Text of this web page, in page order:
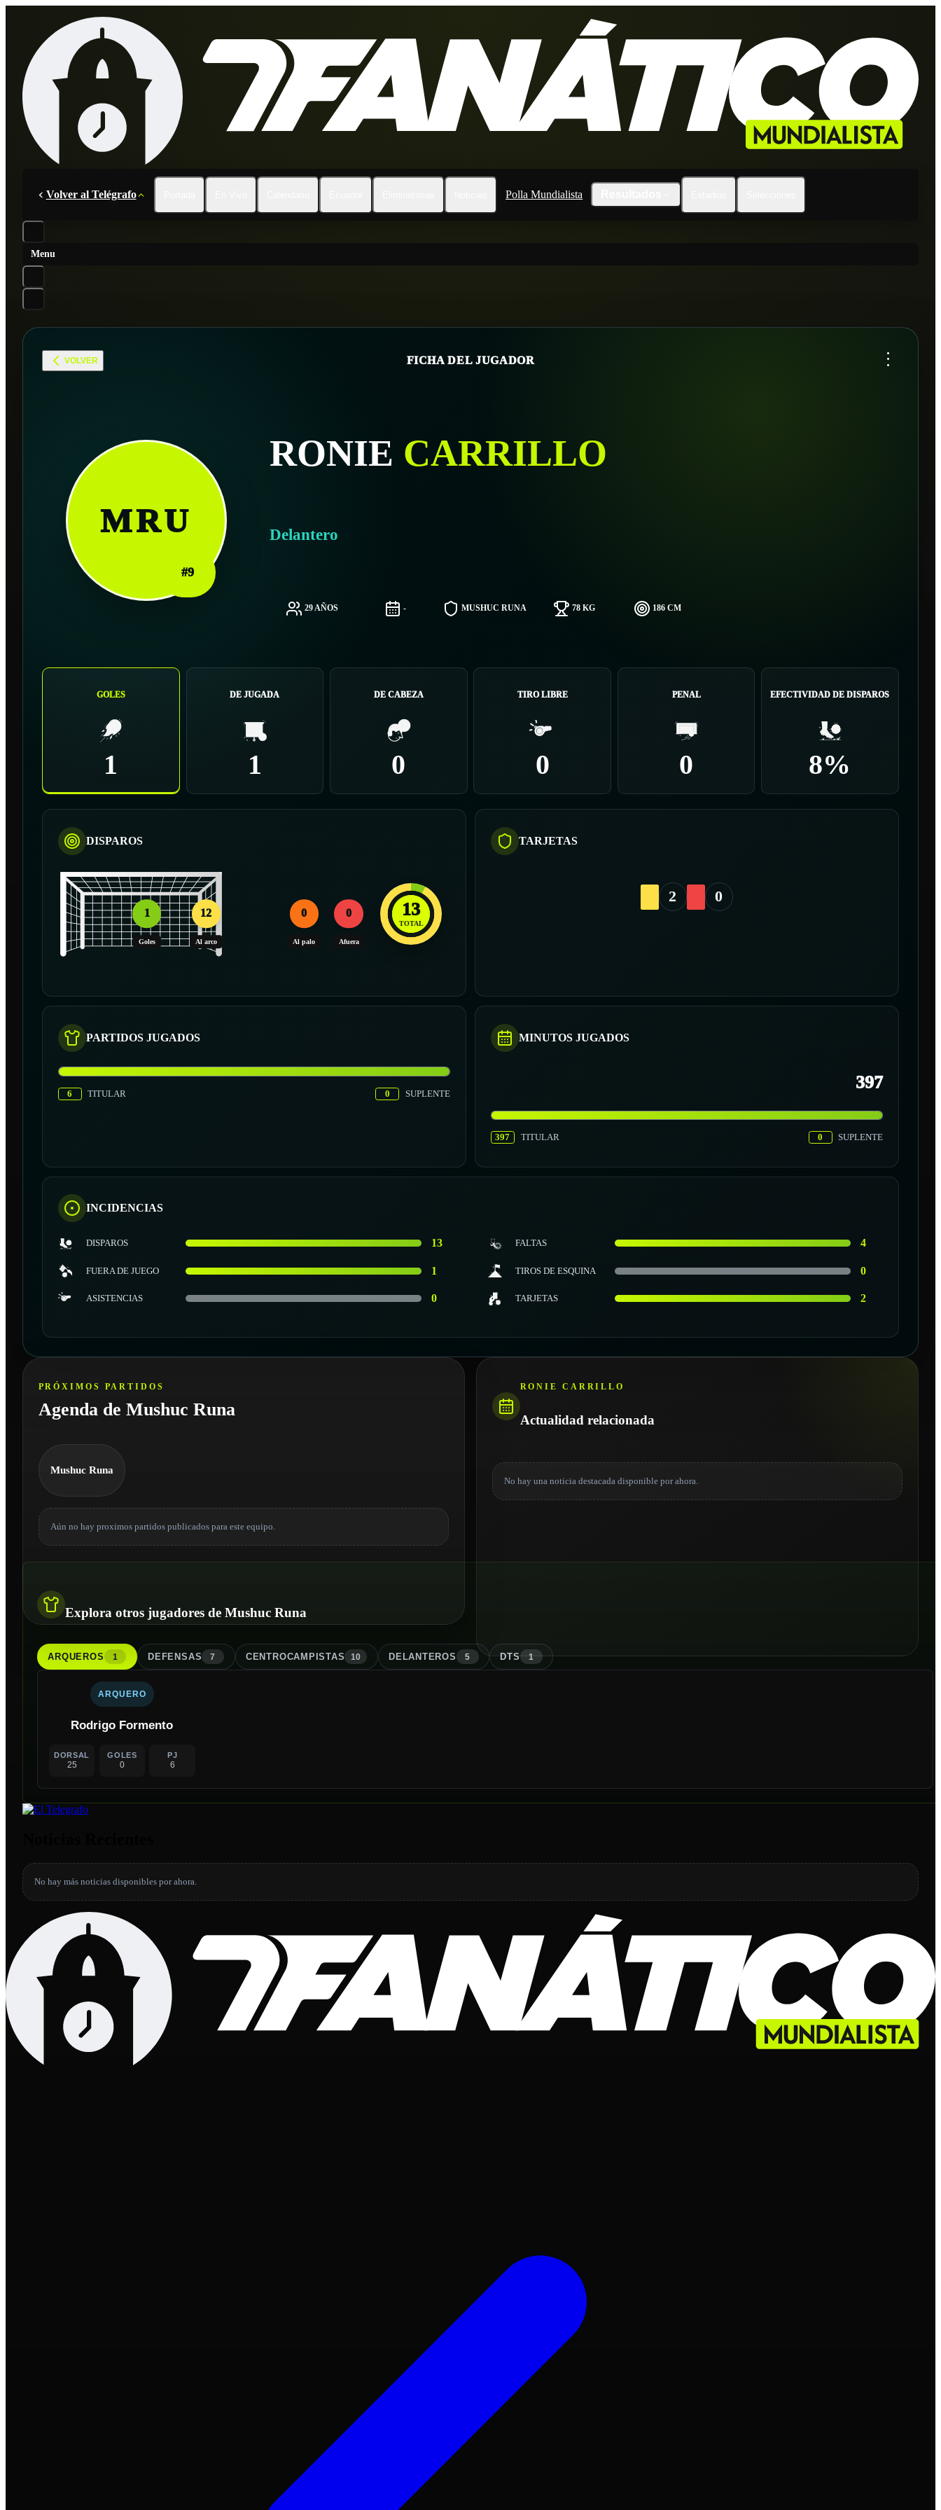
Volver al Telégrafo Polla Mundialista
Menu
VOLVER FICHA DEL JUGADOR ...
MRU
#9
RONIE CARRILLO
Delantero
29 AÑOS - MUSHUC RUNA 78 KG 186 CM
GOLES
1
DE JUGADA
1
DE CABEZA
0
TIRO LIBRE
0
PENAL
0
EFECTIVIDAD DE DISPAROS
8%
DISPAROS
1
Goles
12
Al arco
0
Al palo
0
Afuera
13
TOTAL
TARJETAS
2 0
PARTIDOS JUGADOS
6 TITULAR 0 SUPLENTE
MINUTOS JUGADOS
397
397 TITULAR 0 SUPLENTE
INCIDENCIAS
DISPAROS 13 FALTAS 4
FUERA DE JUEGO 1 TIROS DE ESQUINA 0
ASISTENCIAS 0 TARJETAS 2
PRÓXIMOS PARTIDOS
Agenda de Mushuc Runa
Mushuc Runa
Aún no hay proximos partidos publicados para este equipo.
RONIE CARRILLO
Actualidad relacionada
No hay una noticia destacada disponible por ahora.
Explora otros jugadores de Mushuc Runa
ARQUEROS 1 DEFENSAS 7 CENTROCAMPISTAS 10 DELANTEROS 5 DTS 1
ARQUERO
Rodrigo Formento
DORSAL
25
GOLES
0
PJ
6
No hay más noticias disponibles por ahora.